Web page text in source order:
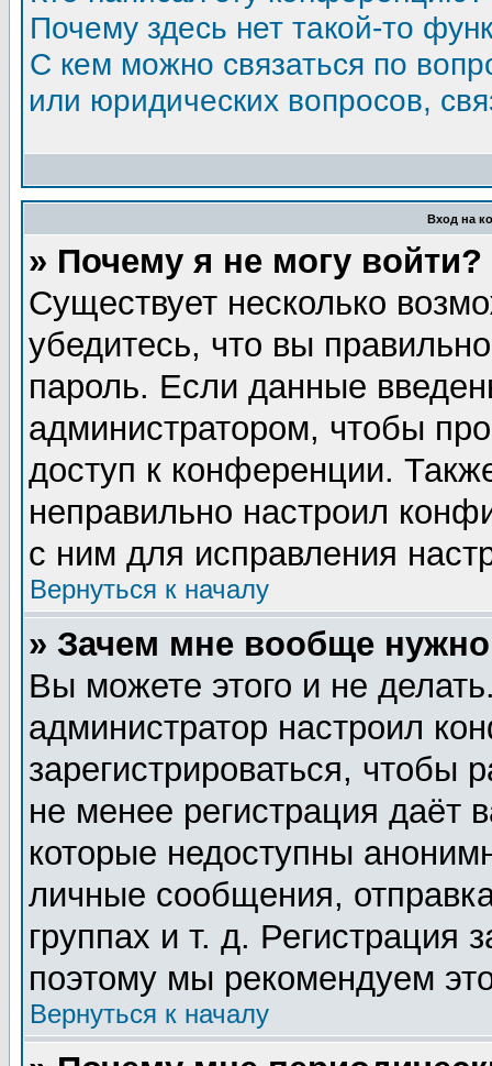
Почему здесь нет такой-то
С кем можно связаться по
или юридических вопросов,
Вход на
» Почему я не могу войти?
Существует несколько
убедитесь, что вы
пароль. Если данные
администратором, чтобы
доступ к конференции.
неправильно настроил
с ним для исправления
Вернуться к началу
» Зачем мне вообще нужно
Вы можете этого и не
администратор настроил
зарегистрироваться,
не менее регистрация даёт
которые недоступны
личные сообщения,
группах и т. д. Регистрация
поэтому мы рекомендуем
Вернуться к началу